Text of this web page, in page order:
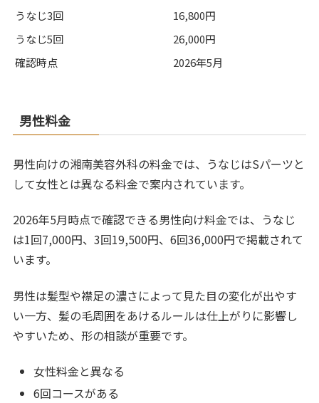
うなじ3回
16,800円
うなじ5回
26,000円
確認時点
2026年5月
男性料金
男性向けの湘南美容外科の料金では、うなじはSパーツと
して女性とは異なる料金で案内されています。
2026年5月時点で確認できる男性向け料金では、うなじ
は1回7,000円、3回19,500円、6回36,000円で掲載されて
います。
男性は髪型や襟足の濃さによって見た目の変化が出やす
い一方、髪の毛周囲をあけるルールは仕上がりに影響し
やすいため、形の相談が重要です。
女性料金と異なる
6回コースがある